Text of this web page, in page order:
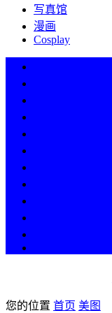
写真馆
漫画
Cosplay
您的位置 首页 美图